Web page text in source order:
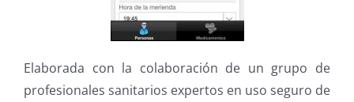
Elaborada con la colaboración de un grupo de
profesionales sanitarios expertos en uso seguro de